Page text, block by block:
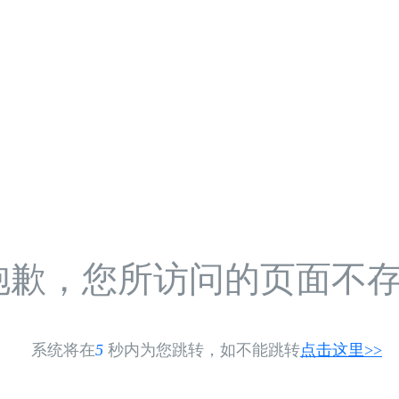
歉，您所访问的页面不
系统将在5 秒内为您跳转，如不能跳转点击这里>>